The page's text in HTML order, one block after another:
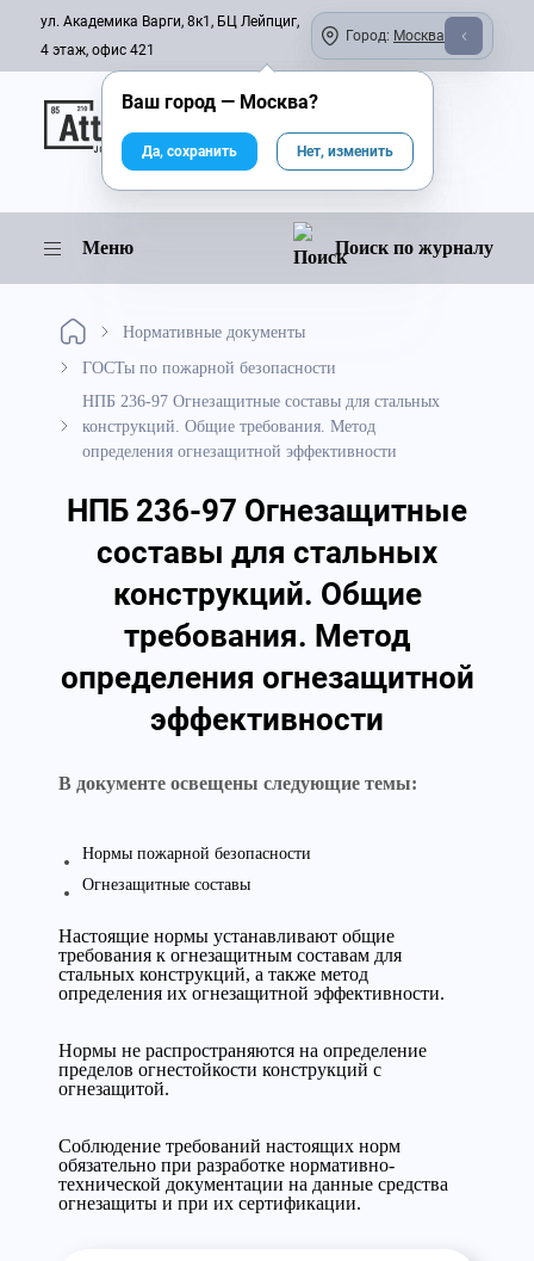
ул. Академика Варги, 8к1, БЦ Лейпциг,
4 этаж, офис 421
Город: Москва
Онлайн-журнал
Меню Поиск по журналу
Нормативные документы
ГОСТы по пожарной безопасности
НПБ 236-97 Огнезащитные составы для стальных
конструкций. Общие требования. Метод
определения огнезащитной эффективности
НПБ 236-97 Огнезащитные
составы для стальных
конструкций. Общие
требования. Метод
определения огнезащитной
эффективности
В документе освещены следующие темы:
Нормы пожарной безопасности
Огнезащитные составы
Настоящие нормы устанавливают общие
требования к огнезащитным составам для
стальных конструкций, а также метод
определения их огнезащитной эффективности.
Нормы не распространяются на определение
пределов огнестойкости конструкций с
огнезащитой.
Соблюдение требований настоящих норм
обязательно при разработке нормативно-
технической документации на данные средства
огнезащиты и при их сертификации.
Ваш город — Москва?
Да, сохранить Нет, изменить